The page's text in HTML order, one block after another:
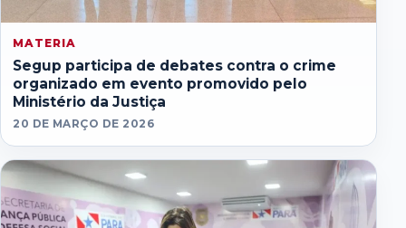
MATERIA
Segup participa de debates contra o crime
organizado em evento promovido pelo
Ministério da Justiça
20 DE MARÇO DE 2026